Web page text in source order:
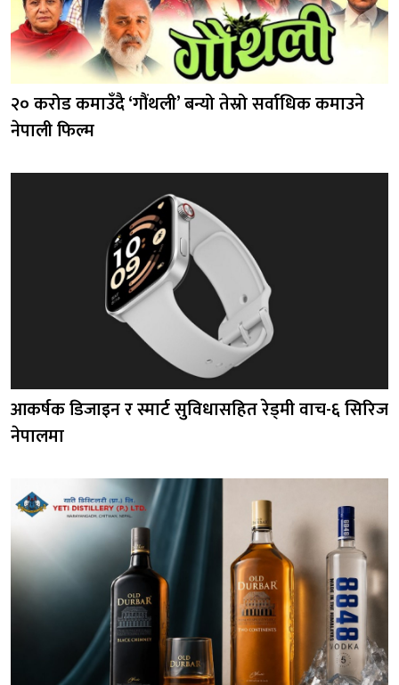
२० करोड कमाउँदै ‘गौंथली’ बन्यो तेस्रो सर्वाधिक कमाउने
नेपाली फिल्म
आकर्षक डिजाइन र स्मार्ट सुविधासहित रेड्मी वाच-६ सिरिज
नेपालमा